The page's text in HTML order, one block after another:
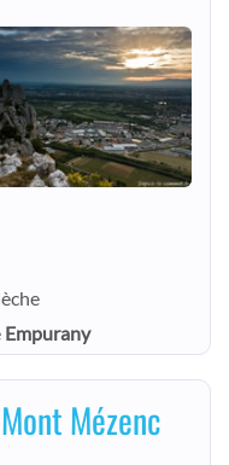
Empurany
Mézenc